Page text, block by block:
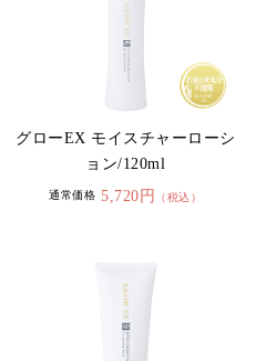
グローEX モイスチャーローシ
ョン/120ml
通常価格 5,720円 （税込）